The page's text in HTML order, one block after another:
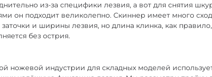
из-за специфики лезвия, а вот для снятия
он подходит великолепно. Скиннер имеет много
и ширины лезвия, но длина клинка, как
без острия.
ножевой индустрии для складных моделей